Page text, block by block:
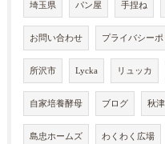
埼玉県 パン屋 手捏ね
お問い合わせ プライバシーポ
所沢市 Lycka リュッカ
自家培養酵母 ブログ 秋津
島忠ホームズ わくわく広場